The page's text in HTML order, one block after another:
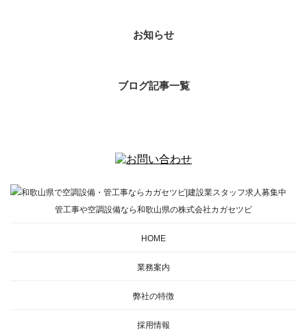
お知らせ
ブログ記事一覧
管工事や空調設備なら和歌山県の株式会社カガセツビ
HOME
業務案内
弊社の特徴
採用情報